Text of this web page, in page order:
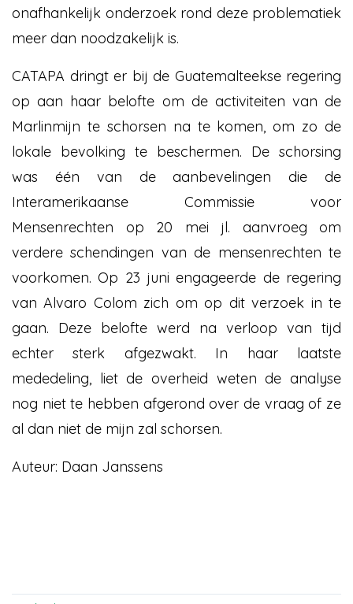
onafhankelijk onderzoek rond deze problematiek
meer dan noodzakelijk is.
CATAPA dringt er bij de Guatemalteekse regering
op aan haar belofte om de activiteiten van de
Marlinmijn te schorsen na te komen, om zo de
lokale bevolking te beschermen. De schorsing
was één van de aanbevelingen die de
Interamerikaanse Commissie voor
Mensenrechten op 20 mei jl. aanvroeg om
verdere schendingen van de mensenrechten te
voorkomen. Op 23 juni engageerde de regering
van Alvaro Colom zich om op dit verzoek in te
gaan. Deze belofte werd na verloop van tijd
echter sterk afgezwakt. In haar laatste
mededeling, liet de overheid weten de analyse
nog niet te hebben afgerond over de vraag of ze
al dan niet de mijn zal schorsen.
Auteur: Daan Janssens